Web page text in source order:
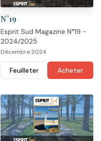
N°19
Esprit Sud Magazine N°19 -
2024/2025
Décembre 2024
Feuilleter Acheter